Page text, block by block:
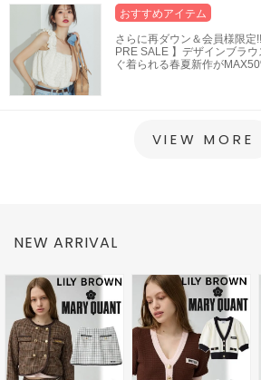
おすすめアイテム
さらに再ダウン＆会員様限
PRE SALE 】デザインブラ
ぐ着られる春夏新作が
VIEW MORE
NEW ARRIVAL